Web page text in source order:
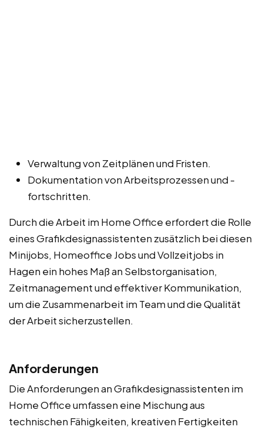
Verwaltung von Zeitplänen und Fristen.
Dokumentation von Arbeitsprozessen und -
fortschritten.
Durch die Arbeit im Home Office erfordert die Rolle
eines Grafikdesignassistenten zusätzlich bei diesen
Minijobs, Homeoffice Jobs und Vollzeitjobs in
Hagen ein hohes Maß an Selbstorganisation,
Zeitmanagement und effektiver Kommunikation,
um die Zusammenarbeit im Team und die Qualität
der Arbeit sicherzustellen.
Anforderungen
Die Anforderungen an Grafikdesignassistenten im
Home Office umfassen eine Mischung aus
technischen Fähigkeiten, kreativen Fertigkeiten